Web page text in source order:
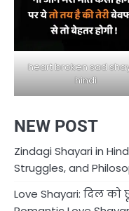
heart broken sad
hindi
NEW POST
Zindagi Shayari in
Struggles, and
Love Shayari: दिल को